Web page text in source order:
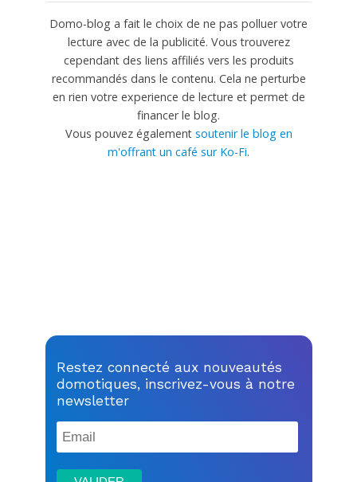
Domo-blog a fait le choix de ne pas polluer votre
lecture avec de la publicité. Vous trouverez
cependant des liens affiliés vers les produits
recommandés dans le contenu. Cela ne perturbe
en rien votre experience de lecture et permet de
financer le blog.
Vous pouvez également soutenir le blog en
m'offrant un café sur Ko-Fi.
Restez connecté aux nouveautés
domotiques, inscrivez-vous à notre
newsletter